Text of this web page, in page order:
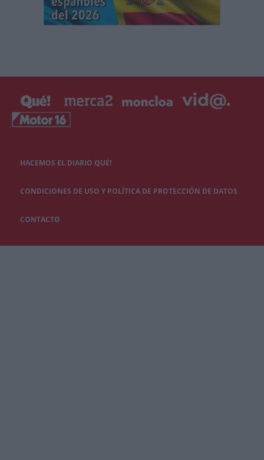
HACEMOS EL DIARIO QUÉ!
CONDICIONES DE USO Y POLÍTICA DE PROTECCIÓN DE DATOS
CONTACTO